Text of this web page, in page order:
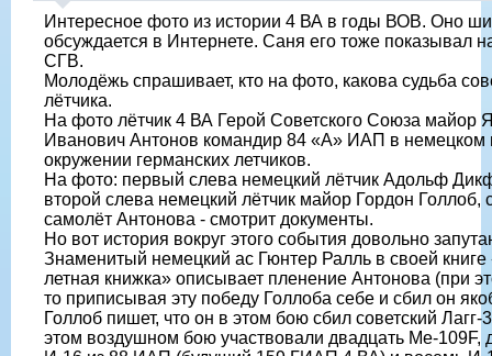
Интересное фото из истории 4 ВА в годы ВОВ. Оно
обсуждается в Интернете. Саня его тоже показывал
СГВ.
Молодёжь спрашивает, кто на фото, какова судьба
лётчика.
На фото лётчик 4 ВА Герой Советского Союза майор
Иванович Антонов командир 84 «А» ИАП в немецком
окружении германских летчиков.
На фото: первый слева немецкий лётчик Адольф
второй слева немецкий лётчик майор Гордон Голлоб,
самолёт Антонова - смотрит документы.
Но вот история вокруг этого события довольно
Знаменитый немецкий ас Гюнтер Ралль в своей
летная книжка» описывает пленение Антонова (при
то приписывая эту победу Голлоба себе и сбил он
Голлоб пишет, что он в этом бою сбил советский Лагг-
этом воздушном бою участвовали двадцать Me-109F,